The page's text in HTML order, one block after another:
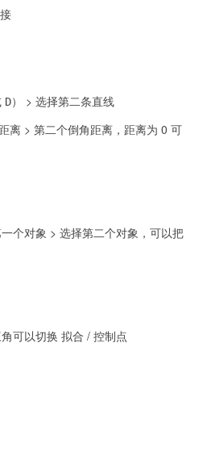
D） > 选择第二条直线
离 > 第二个倒角距离，距离为 0 可
个对象 > 选择第二个对象，可以把
可以切换 拟合 / 控制点